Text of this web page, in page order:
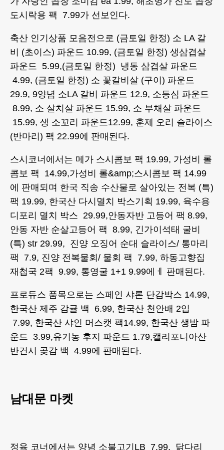
도시락용 팩 7.99가 선보인다.
축산 인기상품 모음전으로 (금토일 한정) 소 LA 갈
비 (초이스) 파운드 10.99, (금토일 한정) 생삼겹살
파운드 5.99,(금토일 한정) 냉동 삼겹살 파운드
4.99, (금토일 한정) 소 꽃갈비살 (구이) 파운드
29.9, 9양념 소LA 갈비 파운드 12.9, 소등심 파운드
8.99, 소 살치살 파운드 15.99, 소 부채살 파운드
15.99, 생 소꼬리 파운드12.99, 훈제 오리 슬라이스
(반마리) 팩 22.99에 판매된다.
스시코너에서는 메가 스시콤보 팩 19.99, 가성비 롤
콤보 팩 14.99,가성비 롤&amp;스시콤보 팩 14.99
에 판매되며 한국 직송 수산물로 살아있는 전복 (특)
팩 19.99, 한국산 다시멸치 박스기획 19.99, 육수용
디포리 멸치 박스 29.99,안동자반 고등어 팩 8.99,
안동 자반 순살고등어 팩 8.99, 긴가이석태 굴비
(특) str 29.99, 진양 오징어 순대 슬라이스/ 통마리
팩 7.9, 진양 전복물회/ 물회 팩 7.99, 하동고향집
재첩국 2팩 9.99, 통영굴 1+1 9.99에ㅔ 판매된다.
프로듀스 품목으로는 스페인 샤론 단감박스 14.99,
한국산 제주 감귤 백 6.99, 한국산 천안배 2입
7.99, 한국산 샤인 머스캣 팩14.99, 한국산 생밤 파
운드 3.99,유기농 후지 파운드 1.79,캘리포니아산
반건시 곶감 백 4.99에 판매된다.
남대문 마켓
정육 코너에서는 양념 소불고기LB 7.99, 닭다리